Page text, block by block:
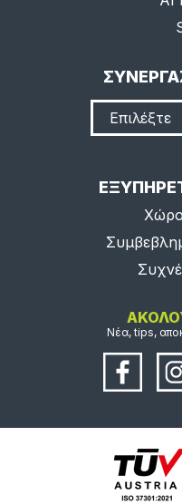
Επιλέξτε
Νέα, tips,